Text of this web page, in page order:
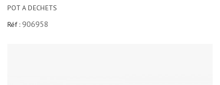
POT A DECHETS
Réf : 906958